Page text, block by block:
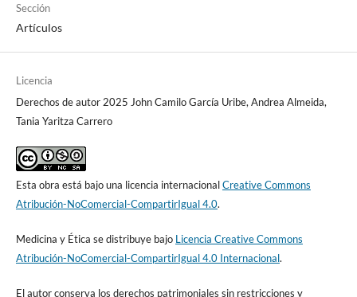
11. OoiT, Wong SH, See B. Modafinil as a Stimulant for Military
Aviators. Aerospace Medicine and Human Performance
https://www.ingentaconnect.com/content/10.3357/AMHP.5298.2
019DOI:https://doi.org/10.3357/AMHP.5298.2019
DF. Fatigue Countermeasures in Aviation. aviat space environ
med [Internet]. 2009 [citado 20 de mayo de 2023]; 80(1):29–59.
Disponible en:
https://asma.kglmeridian.com/view/journals/asem/80/1/article-
DOI:
13. Sample I, Evan R. MoD bought thousands of stay awake pills in
Sección
Artículos
Licencia
Derechos de autor 2025 John Camilo García Uribe, Andrea Almeida,
Tania Yaritza Carrero
Esta obra está bajo una licencia internacionalCreative Commons
Atribución-NoComercial-CompartirIgual 4.0.
Medicina y Ética se distribuye bajo Licencia Creative Commons
Atribución-NoComercial-CompartirIgual 4.0 Internacional.
El autor conserva los derechos patrimoniales sin restricciones y